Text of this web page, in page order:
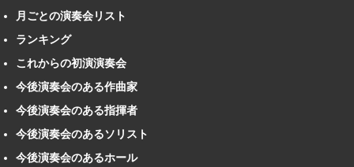
月ごとの演奏会リスト
ランキング
これからの初演演奏会
今後演奏会のある作曲家
今後演奏会のある指揮者
今後演奏会のあるソリスト
今後演奏会のあるホール